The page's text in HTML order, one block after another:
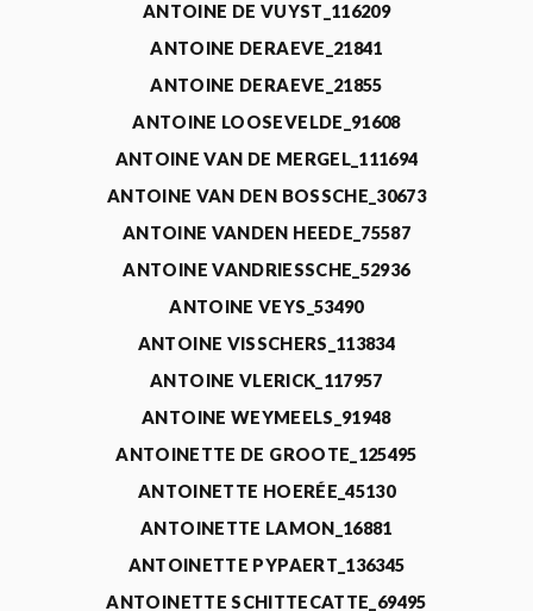
ANTOINE DE VUYST_116209
ANTOINE DERAEVE_21841
ANTOINE DERAEVE_21855
ANTOINE LOOSEVELDE_91608
ANTOINE VAN DE MERGEL_111694
ANTOINE VAN DEN BOSSCHE_30673
ANTOINE VANDEN HEEDE_75587
ANTOINE VANDRIESSCHE_52936
ANTOINE VEYS_53490
ANTOINE VISSCHERS_113834
ANTOINE VLERICK_117957
ANTOINE WEYMEELS_91948
ANTOINETTE DE GROOTE_125495
ANTOINETTE HOERÉE_45130
ANTOINETTE LAMON_16881
ANTOINETTE PYPAERT_136345
ANTOINETTE SCHITTECATTE_69495